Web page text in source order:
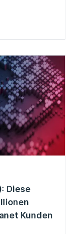
Diese
Kunden